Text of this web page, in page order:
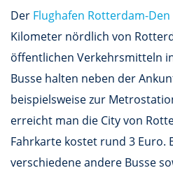
Der Flughafen Rotterdam-Den
Kilometer nördlich von
öffentlichen Verkehrsmitteln
Busse halten neben der
beispielsweise zur
erreicht man die City von
Fahrkarte kostet rund 3 Euro.
verschiedene andere Busse